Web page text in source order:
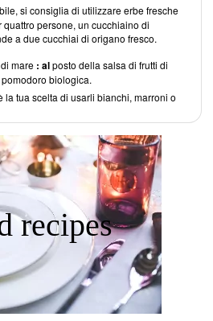
si consiglia di utilizzare erbe fresche
persone, un cucchiaino di
a due cucchiai di origano fresco.
mare : alposto della salsa di frutti di
biologica.
la tua scelta di usarli bianchi, marroni o
recipes